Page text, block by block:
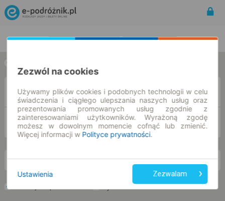
Z
DO
Tylko bilet online
Zezwól na cookies
Używamy plików cookies i podobnych technologii w celu
świadczenia i ciągłego ulepszania naszych usług oraz
prezentowania promowanych usług zgodnie z
zainteresowaniami użytkowników. Wyrażoną zgodę
możesz w dowolnym momencie cofnąć lub zmienić.
Więcej informacji w Polityce prywatności.
Ustawienia Zezwalam